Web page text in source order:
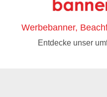
Werbebanner,
Entdecke unser